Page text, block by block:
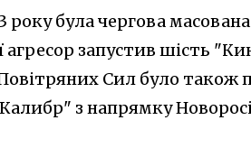
року була чергова
агресор запустив шість
Повітряних Сил було
з напрямку